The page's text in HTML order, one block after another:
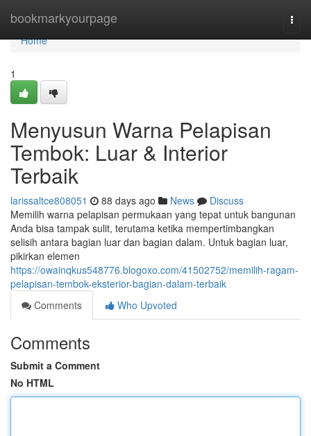
bookmarkyourpage
Home
Home
1
Menyusun Warna Pelapisan
Tembok: Luar & Interior
Terbaik
larissaltce808051 88 days ago News
Discuss
Memilih warna pelapisan permukaan yang tepat untuk bangunan
Anda bisa tampak sulit, terutama ketika mempertimbangkan
selisih antara bagian luar dan bagian dalam. Untuk bagian luar,
pikirkan elemen
https://owainqkus548776.blogoxo.com/41502752/memilih-ragam-
pelapisan-tembok-eksterior-bagian-dalam-terbaik
Comments
Who Upvoted
Comments
Submit a Comment
No HTML